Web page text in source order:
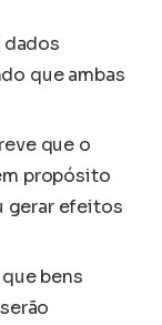
que ambas
que o
propósito
gerar efeitos
bens